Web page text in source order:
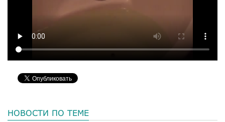
НОВОСТИ ПО ТЕМЕ